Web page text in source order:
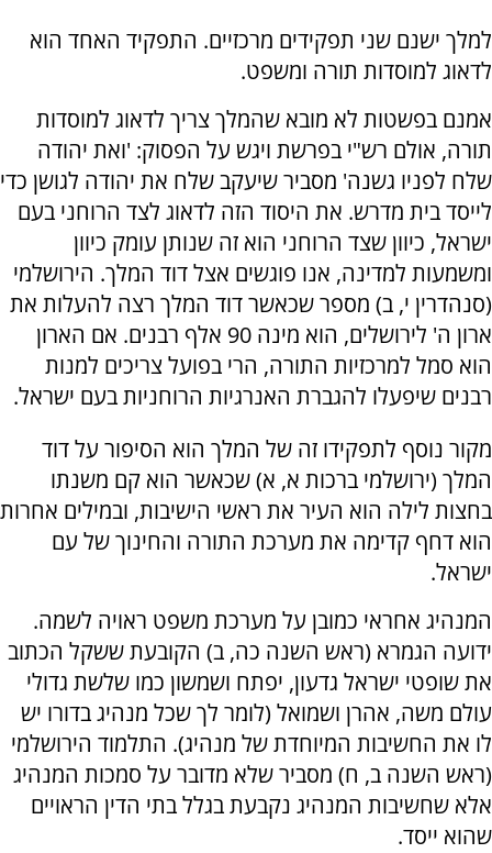
למלך ישנם שני תפקידים מרכזיים. התפקיד האחד הוא
לדאוג למוסדות תורה ומשפט.
אמנם בפשטות לא מובא שהמלך צריך לדאוג למוסדות
תורה, אולם רש"י בפרשת ויגש על הפסוק: 'ואת יהודה
שלח לפניו גשנה' מסביר שיעקב שלח את יהודה לגושן כדי
לייסד בית מדרש. את היסוד הזה לדאוג לצד הרוחני בעם
ישראל, כיוון שצד הרוחני הוא זה שנותן עומק כיוון
ומשמעות למדינה, אנו פוגשים אצל דוד המלך. הירושלמי
(סנהדרין י, ב) מספר שכאשר דוד המלך רצה להעלות את
ארון ה' לירושלים, הוא מינה 90 אלף רבנים. אם הארון
הוא סמל למרכזיות התורה, הרי בפועל צריכים למנות
רבנים שיפעלו להגברת האנרגיות הרוחניות בעם ישראל.
מקור נוסף לתפקידו זה של המלך הוא הסיפור על דוד
המלך (ירושלמי ברכות א, א) שכאשר הוא קם משנתו
בחצות לילה הוא העיר את ראשי הישיבות, ובמילים אחרות
הוא דחף קדימה את מערכת התורה והחינוך של עם
ישראל.
המנהיג אחראי כמובן על מערכת משפט ראויה לשמה.
ידועה הגמרא (ראש השנה כה, ב) הקובעת ששקל הכתוב
את שופטי ישראל גדעון, יפתח ושמשון כמו שלשת גדולי
עולם משה, אהרן ושמואל (לומר לך שכל מנהיג בדורו יש
לו את החשיבות המיוחדת של מנהיג). התלמוד הירושלמי
(ראש השנה ב, ח) מסביר שלא מדובר על סמכות המנהיג
אלא שחשיבות המנהיג נקבעת בגלל בתי הדין הראויים
שהוא ייסד.